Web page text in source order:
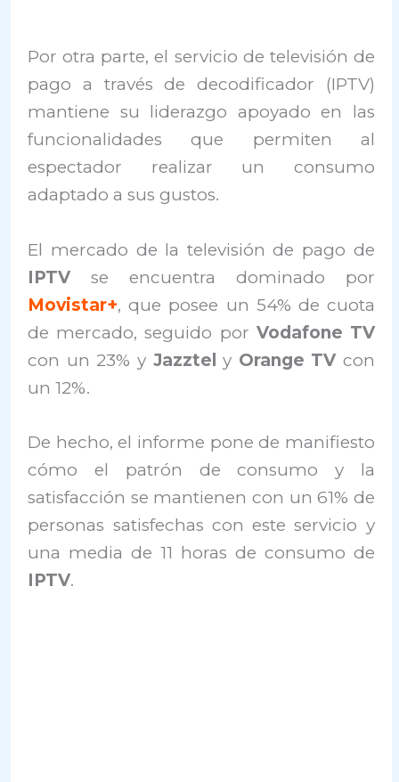
Por otra parte, el servicio de televisión de
pago a través de decodificador (IPTV)
mantiene su liderazgo apoyado en las
funcionalidades que permiten al
espectador realizar un consumo
adaptado a sus gustos.
El mercado de la televisión de pago de
IPTV se encuentra dominado por
Movistar+, que posee un 54% de cuota
de mercado, seguido por Vodafone TV
con un 23% y Jazztel y Orange TV con
un 12%.
De hecho, el informe pone de manifiesto
cómo el patrón de consumo y la
satisfacción se mantienen con un 61% de
personas satisfechas con este servicio y
una media de 11 horas de consumo de
IPTV.